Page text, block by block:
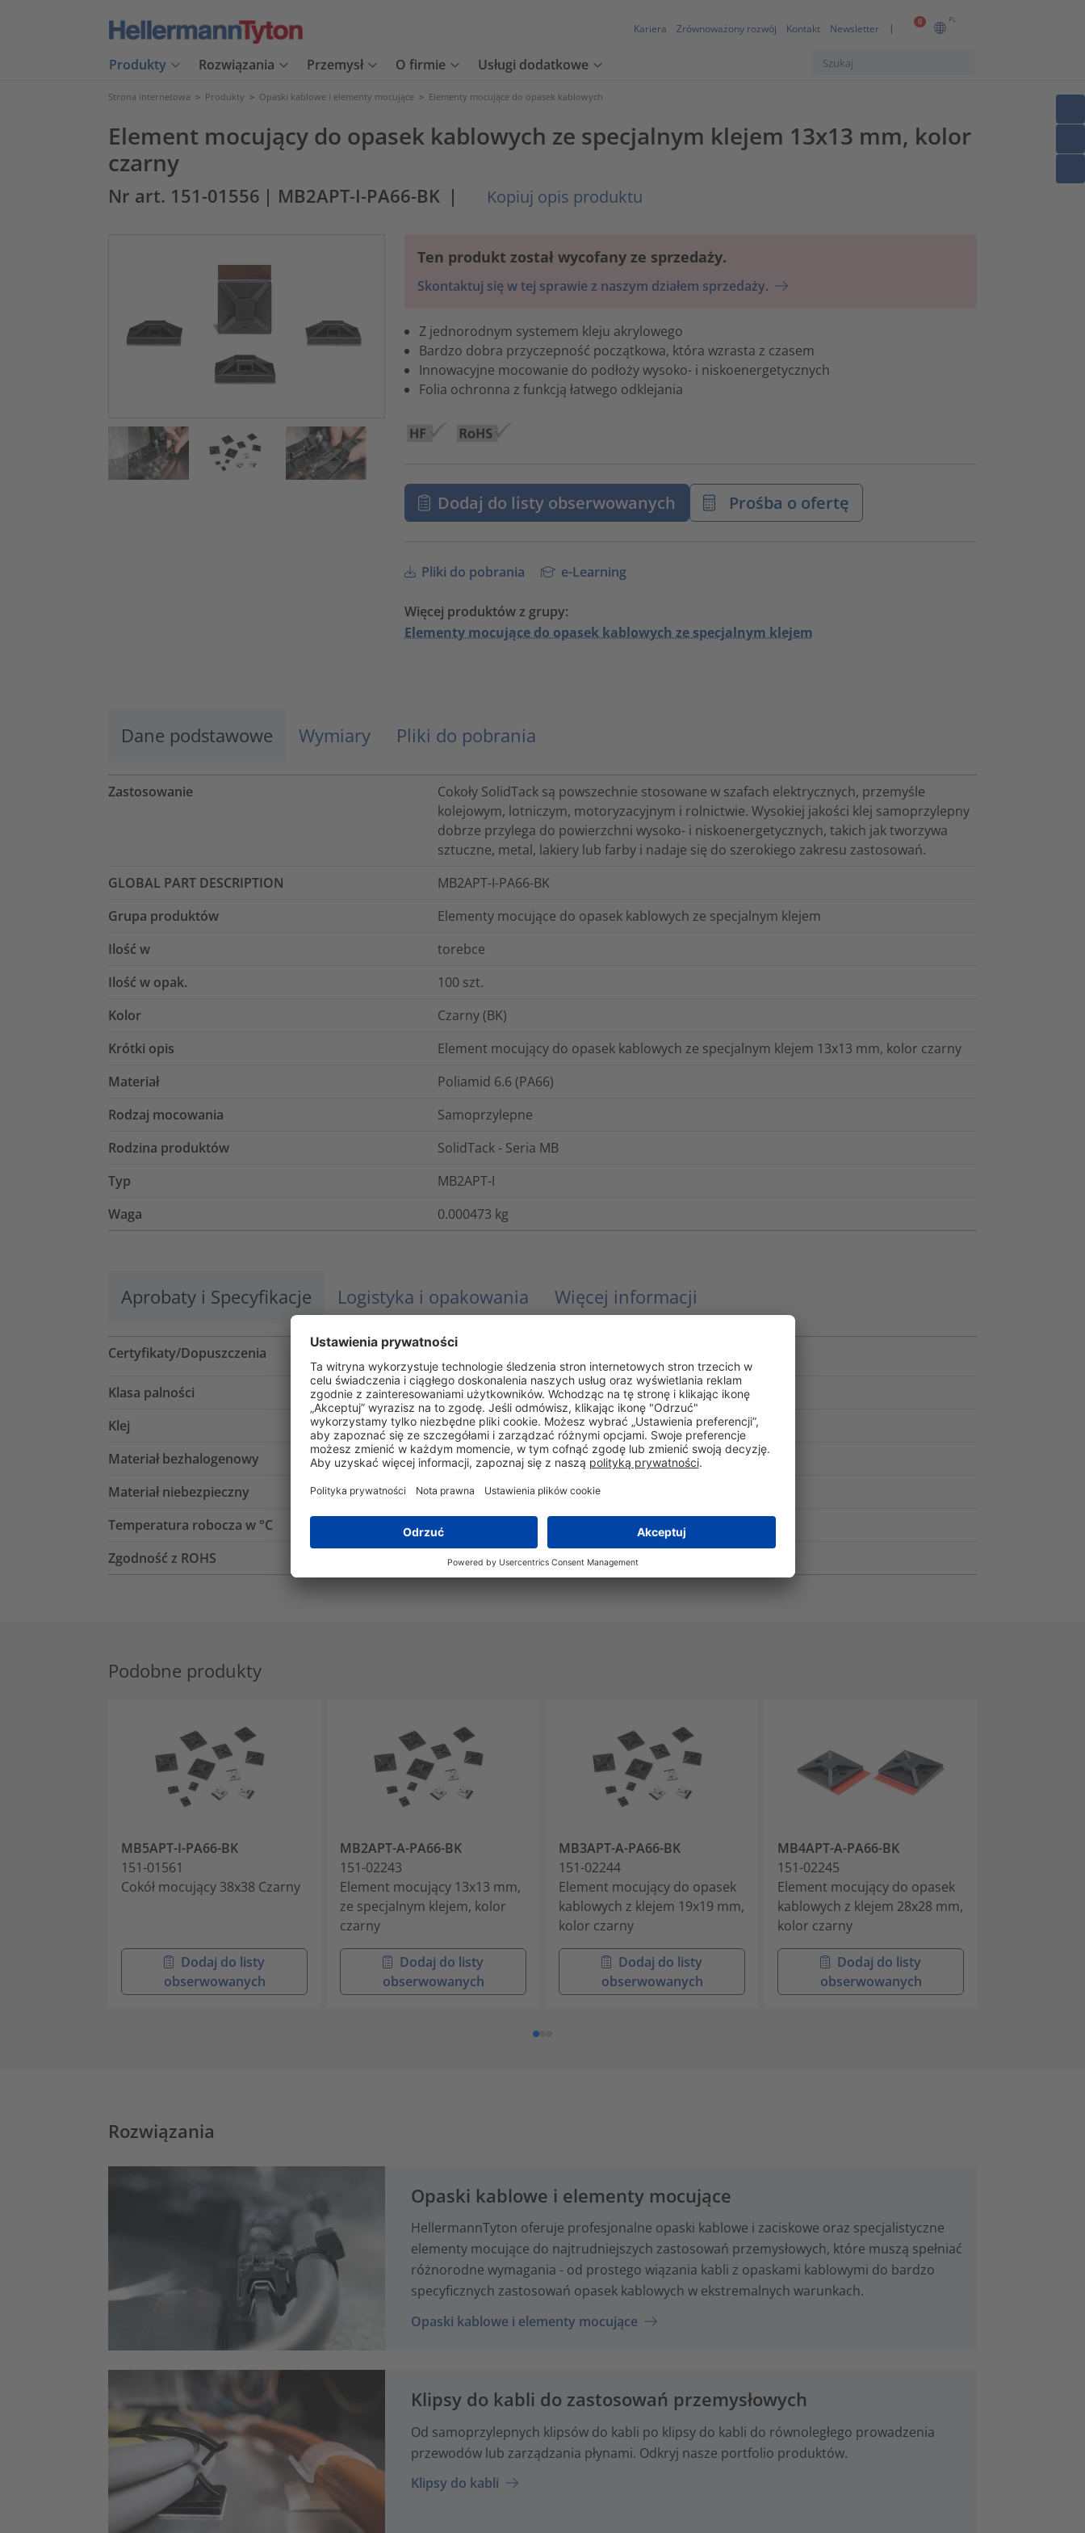
0 PL
Kariera Zrównoważony rozwój Kontakt Newsletter
Produkty Rozwiązania Przemysł O firmie Usługi dodatkowe
Strona internetowa > Produkty > Opaski kablowe i elementy mocujące > Elementy mocujące do opasek kablowych
Element mocujący do opasek kablowych ze specjalnym klejem 13x13 mm, kolor
czarny
Nr art. 151-01556 | MB2APT-I-PA66-BK | Kopiuj opis produktu
Ten produkt został wycofany ze sprzedaży.
Skontaktuj się w tej sprawie z naszym działem sprzedaży.
Z jednorodnym systemem kleju akrylowego
Bardzo dobra przyczepność początkowa, która wzrasta z czasem
Innowacyjne mocowanie do podłoży wysoko- i niskoenergetycznych
Folia ochronna z funkcją łatwego odklejania
Dodaj do listy obserwowanych Prośba o ofertę
Pliki do pobrania e-Learning
Więcej produktów z grupy:
Elementy mocujące do opasek kablowych ze specjalnym klejem
Dane podstawowe Wymiary Pliki do pobrania
Zastosowanie
Cokoły SolidTack są powszechnie stosowane w szafach elektrycznych, przemyśle
kolejowym, lotniczym, motoryzacyjnym i rolnictwie. Wysokiej jakości klej samoprzylepny
dobrze przylega do powierzchni wysoko- i niskoenergetycznych, takich jak tworzywa
sztuczne, metal, lakiery lub farby i nadaje się do szerokiego zakresu zastosowań.
GLOBAL PART DESCRIPTION
MB2APT-I-PA66-BK
Grupa produktów
Elementy mocujące do opasek kablowych ze specjalnym klejem
Ilość w
torebce
Ilość w opak.
100 szt.
Kolor
Czarny (BK)
Krótki opis
Element mocujący do opasek kablowych ze specjalnym klejem 13x13 mm, kolor czarny
Materiał
Poliamid 6.6 (PA66)
Rodzaj mocowania
Samoprzylepne
Rodzina produktów
SolidTack - Seria MB
Typ
MB2APT-I
Waga
0.000473 kg
Aprobaty i Specyfikacje Logistyka i opakowania Więcej informacji
Certyfikaty/Dopuszczenia
Klasa palności
UL 94 V2 (z wyjątkiem kleju)
Klej
Akrylan w formie grubej warstwy
Materiał bezhalogenowy
Tak
Materiał niebezpieczny
Nie
Temperatura robocza w °C
-40°C do +85°C
Zgodność z ROHS
Tak
Podobne produkty
MB5APT-I-PA66-BK
151-01561
Cokół mocujący 38x38 Czarny
Dodaj do listy
obserwowanych
MB2APT-A-PA66-BK
151-02243
Element mocujący 13x13 mm,
ze specjalnym klejem, kolor
czarny
Dodaj do listy
obserwowanych
MB3APT-A-PA66-BK
151-02244
Element mocujący do opasek
kablowych z klejem 19x19 mm,
kolor czarny
Dodaj do listy
obserwowanych
MB4APT-A-PA66-BK
151-02245
Element mocujący do opasek
kablowych z klejem 28x28 mm,
kolor czarny
Dodaj do listy
obserwowanych
Rozwiązania
Opaski kablowe i elementy mocujące
HellermannTyton oferuje profesjonalne opaski kablowe i zaciskowe oraz specjalistyczne
elementy mocujące do najtrudniejszych zastosowań przemysłowych, które muszą spełniać
różnorodne wymagania - od prostego wiązania kabli z opaskami kablowymi do bardzo
specyficznych zastosowań opasek kablowych w ekstremalnych warunkach.
Opaski kablowe i elementy mocujące
Klipsy do kabli do zastosowań przemysłowych
Od samoprzylepnych klipsów do kabli po klipsy do kabli do równoległego prowadzenia
przewodów lub zarządzania płynami. Odkryj nasze portfolio produktów.
Klipsy do kabli